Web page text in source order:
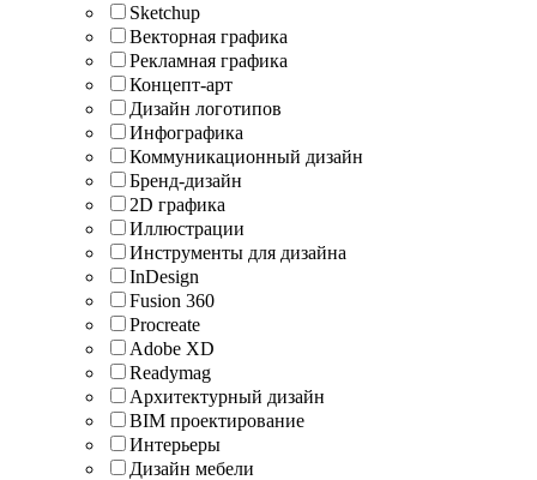
Sketchup
Векторная графика
Рекламная графика
Концепт-арт
Дизайн логотипов
Инфографика
Коммуникационный дизайн
Бренд-дизайн
2D графика
Иллюстрации
Инструменты для дизайна
InDesign
Fusion 360
Procreate
Adobe XD
Readymag
Архитектурный дизайн
BIM проектирование
Интерьеры
Дизайн мебели